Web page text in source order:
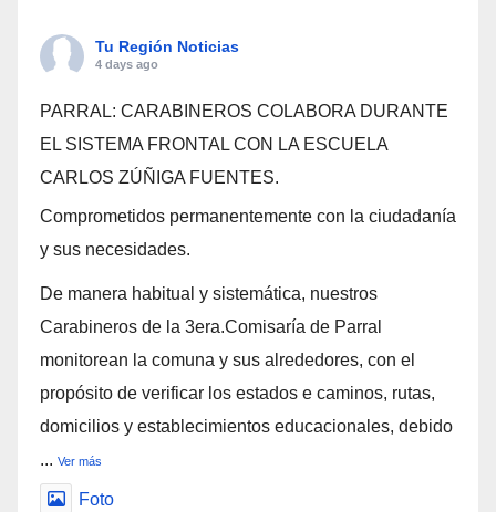
Tu Región Noticias
4 days ago
PARRAL: CARABINEROS COLABORA DURANTE
EL SISTEMA FRONTAL CON LA ESCUELA
CARLOS ZÚÑIGA FUENTES.
Comprometidos permanentemente con la ciudadanía
y sus necesidades.
De manera habitual y sistemática, nuestros
Carabineros de la 3era.Comisaría de Parral
monitorean la comuna y sus alrededores, con el
propósito de verificar los estados e caminos, rutas,
domicilios y establecimientos educacionales, debido
... Ver más
Foto